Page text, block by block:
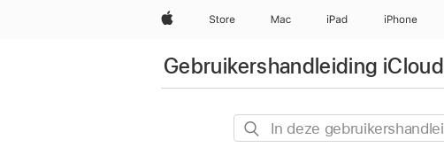
AppleStore Mac iPad iPhone
Gebruikershandleiding iCloud
In